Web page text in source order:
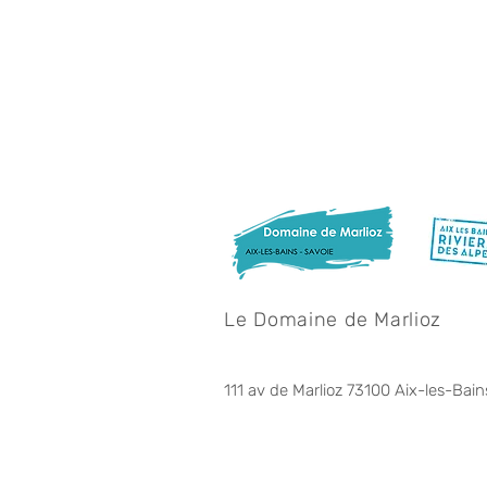
Le Domaine de Marlioz
111 av de Marlioz 73100 Aix-les-